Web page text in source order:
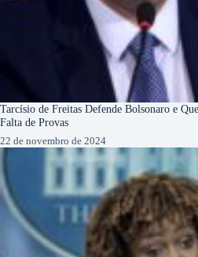
Tarcísio de Freitas Defende Bolsonaro e
Falta de Provas
22 de novembro de 2024